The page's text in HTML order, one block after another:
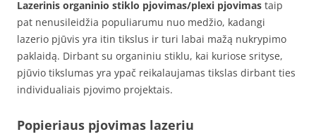
Lazerinis organinio stiklo pjovimas/plexi pjovimas taip
pat nenusileidžia populiarumu nuo medžio, kadangi
lazerio pjūvis yra itin tikslus ir turi labai mažą nukrypimo
paklaidą. Dirbant su organiniu stiklu, kai kuriose srityse,
pjūvio tikslumas yra ypač reikalaujamas tikslas dirbant ties
individualiais pjovimo projektais.
Popieriaus pjovimas lazeriu